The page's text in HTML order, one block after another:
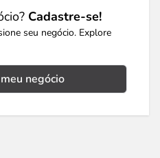
Cadastre-se!
seu negócio. Explore
negócio